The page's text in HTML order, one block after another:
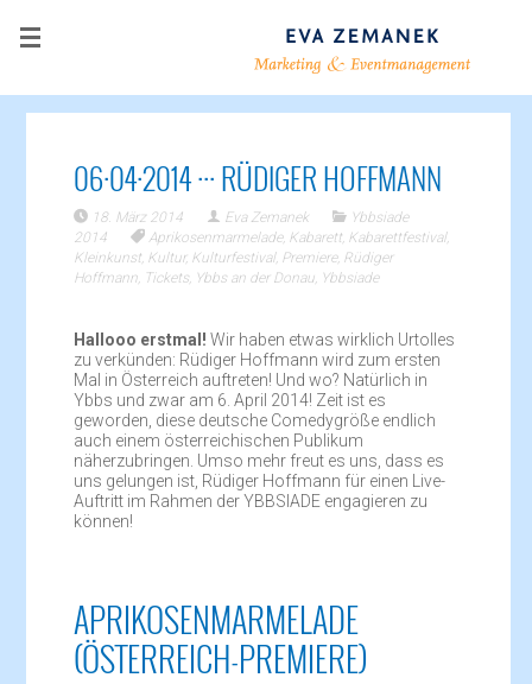
06·04·2014 ··· RÜDIGER HOFFMANN
18. März 2014 Eva Zemanek
Ybbsiade
2014
Aprikosenmarmelade, Kabarett, Kabarettfestival,
Kleinkunst, Kultur, Kulturfestival, Premiere, Rüdiger
Hoffmann, Tickets, Ybbs an der Donau, Ybbsiade
Hallooo erstmal! Wir haben etwas wirklich Urtolles
zu verkünden: Rüdiger Hoffmann wird zum ersten
Mal in Österreich auftreten! Und wo? Natürlich in
Ybbs und zwar am 6. April 2014! Zeit ist es
geworden, diese deutsche Comedygröße endlich
auch einem österreichischen Publikum
näherzubringen. Umso mehr freut es uns, dass es
uns gelungen ist, Rüdiger Hoffmann für einen Live-
Auftritt im Rahmen der YBBSIADE engagieren zu
können!
APRIKOSENMARMELADE
(ÖSTERREICH-PREMIERE)